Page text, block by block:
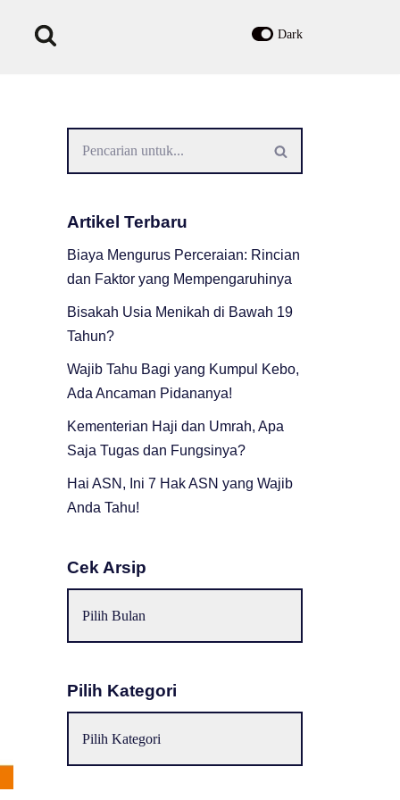
Dark
Artikel Terbaru
Biaya Mengurus Perceraian: Rincian
dan Faktor yang Mempengaruhinya
Bisakah Usia Menikah di Bawah 19
Tahun?
Wajib Tahu Bagi yang Kumpul Kebo,
Ada Ancaman Pidananya!
Kementerian Haji dan Umrah, Apa
Saja Tugas dan Fungsinya?
Hai ASN, Ini 7 Hak ASN yang Wajib
Anda Tahu!
Cek Arsip
Pilih Kategori